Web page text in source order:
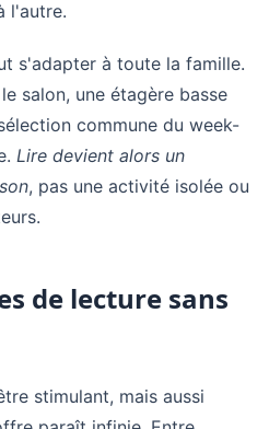
l'autre.
s'adapter à toute la famille.
salon, une étagère basse
commune du week-
Lire devient alors un
, pas une activité isolée ou
de lecture sans
stimulant, mais aussi